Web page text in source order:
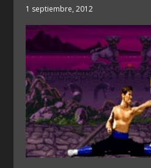
1 septiembre, 2012